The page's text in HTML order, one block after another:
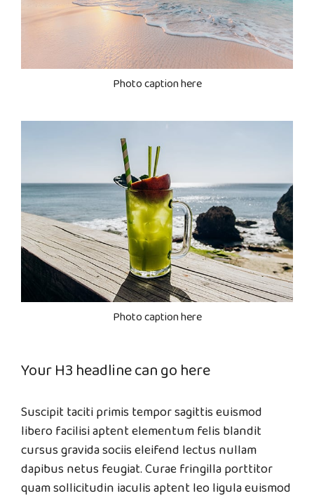
Photo caption here
Photo caption here
Your H3 headline can go here
Suscipit taciti primis tempor sagittis euismod
libero facilisi aptent elementum felis blandit
cursus gravida sociis eleifend lectus nullam
dapibus netus feugiat. Curae fringilla porttitor
quam sollicitudin iaculis aptent leo ligula euismod